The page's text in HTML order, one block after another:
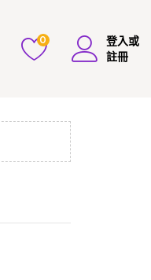
0
登入或
註冊